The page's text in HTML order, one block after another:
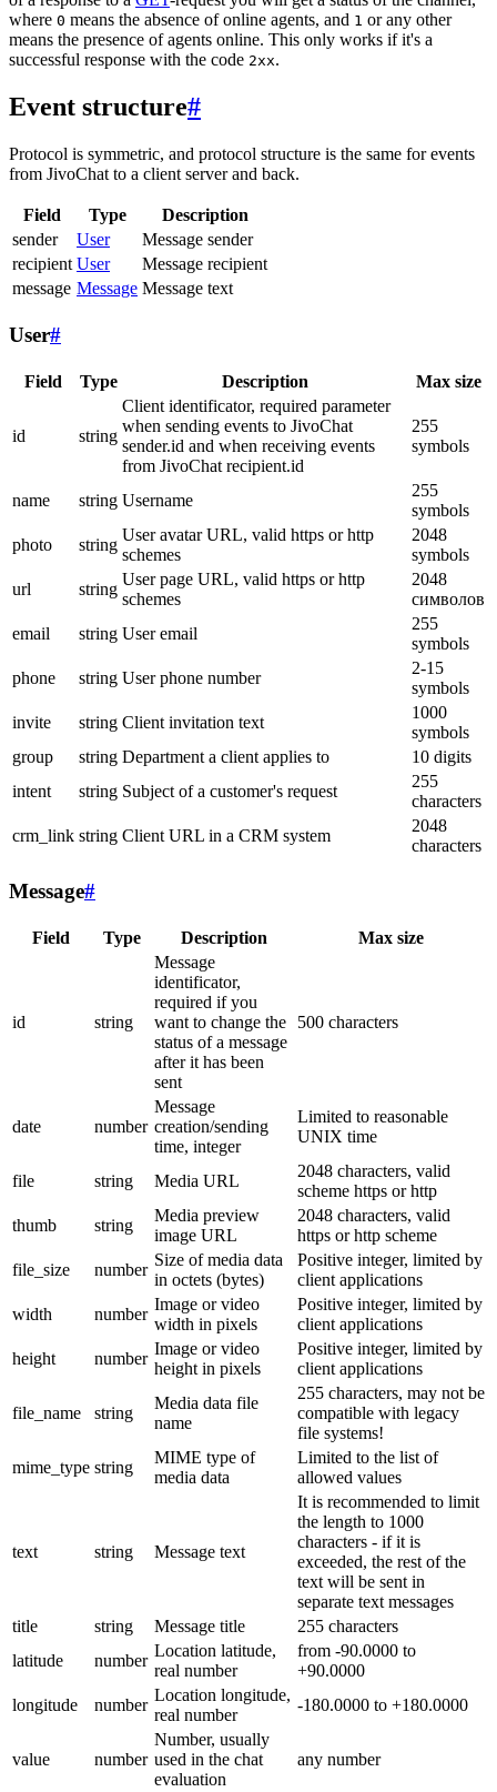
where 0 means the absence of online agents, and 1 or any other
means the presence of agents online. This only works if it's a
successful response with the code 2xx.
Event structure#
Protocol is symmetric, and protocol structure is the same for events
from JivoChat to a client server and back.
Field Type
Description
sender
User
Message sender
recipient User
Message recipient
message Message Message text
User#
Field Type Description Max size
id string
Client identificator, required parameter
when sending events to JivoChat
sender.id and when receiving events
from JivoChat recipient.id
255
symbols
name string Username
255
symbols
photo
string
User avatar URL, valid https or http
schemes
2048
symbols
url
string
User page URL, valid https or http
schemes
2048
символов
email
string User email
255
symbols
phone
string User phone number
2-15
symbols
invite
string Client invitation text
1000
symbols
group
string Department a client applies to
10 digits
intent
string Subject of a customer's request
255
characters
crm_link string Client URL in a CRM system
2048
characters
Message#
Field Type Description Max size
id string
Message
identificator,
required if you
want to change the
status of a message
after it has been
sent
500 characters
date number
Message
creation/sending
time, integer
Limited to reasonable
UNIX time
file string Media URL
2048 characters, valid
scheme https or http
thumb
string
Media preview
image URL
2048 characters, valid
https or http scheme
file_size
number
Size of media data
in octets (bytes)
Positive integer, limited by
client applications
width
number
Image or video
width in pixels
Positive integer, limited by
client applications
height
number
Image or video
height in pixels
Positive integer, limited by
client applications
file_name string
Media data file
name
255 characters, may not be
compatible with legacy
file systems!
mime_type string
MIME type of
media data
Limited to the list of
allowed values
text string Message text
It is recommended to limit
the length to 1000
characters - if it is
exceeded, the rest of the
text will be sent in
separate text messages
title
string Message title
255 characters
latitude
number
Location latitude,
real number
from -90.0000 to
+90.0000
longitude
number
Location longitude,
real number
-180.0000 to +180.0000
value number
Number, usually
used in the chat
evaluation
any number